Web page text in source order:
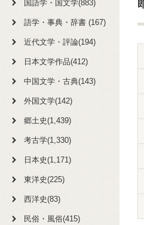
国語学・国文学(883)
語学・事典・辞書 (167)
近代文学・評論(194)
日本文学作品(412)
中国文学・古典(143)
外国文学(142)
郷土史(1,439)
考古学(1,330)
日本史(1,171)
東洋史(225)
西洋史(83)
民俗・風俗(415)